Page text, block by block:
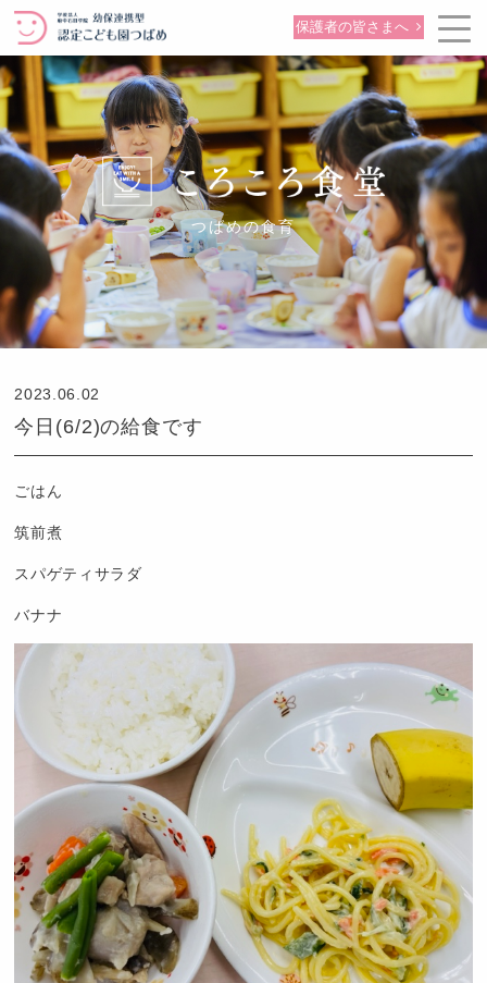
保護者の皆さまへ
つばめの食育
2023.06.02
今日(6/2)の給食です
ごはん
筑前煮
スパゲティサラダ
バナナ